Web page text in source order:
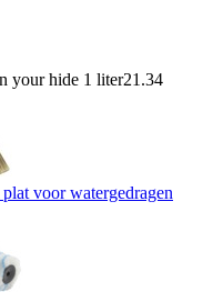
your hide 1 liter21.34
voor watergedragen